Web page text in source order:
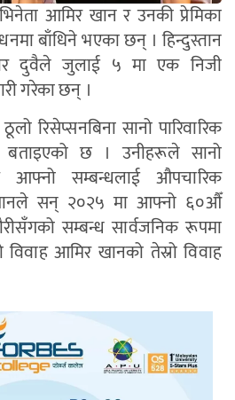
आमिर खान र उनकी प्रेमिका
बाँधिने भएका छन् । हिन्दुस्तान
दुवैले जुलाई ५ मा एक निजी
गरेका छन् ।
रिसेप्सनबिना सानो पारिवारिक
बताइएको छ । उनीहरूले सानो
आफ्नो सम्बन्धलाई औपचारिक
सन् २०२५ मा आफ्नो ६०औँ
सम्बन्ध सार्वजनिक रूपमा
आमिर खानको तेस्रो विवाह